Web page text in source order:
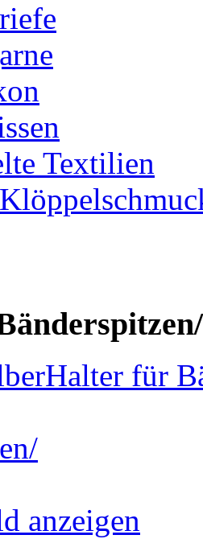
Textilien
Halter für
anzeigen